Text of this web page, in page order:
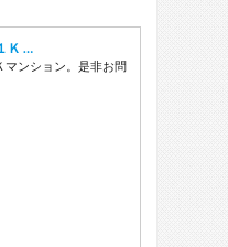
Ｋ …
マンション。是非お問